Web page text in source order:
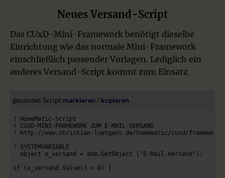
Neues Versand-Script
Das CUxD-Mini-Framework benötigt dieselbe
Einrichtung wie das normale Mini-Framework
einschließlich passender Vorlagen. Lediglich ein
anderes Versand-Script kommt zum Einsatz.
gesamtes Script markieren / kopieren
! HomeMatic-Script
! CUXD-MINI-FRAMEWORK ZUM E-MAIL-VERSAND
! http://www.christian-luetgens.de/homematic/cuxd/framework/
! SYSTEMVARIABLE
  object o_versand = dom.GetObject ("E-Mail.Versand");
if (o_versand.Value() > 0) {